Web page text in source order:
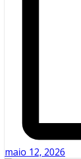
maio 12, 2026